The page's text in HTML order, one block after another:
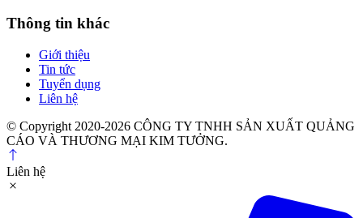
Thông tin khác
Giới thiệu
Tin tức
Tuyển dụng
Liên hệ
© Copyright 2020-2026 CÔNG TY TNHH SẢN XUẤT QUẢNG
CÁO VÀ THƯƠNG MẠI KIM TƯỞNG.
Liên hệ